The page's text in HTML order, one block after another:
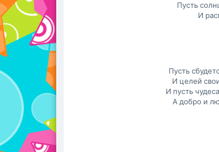
Пусть
И
Пусть
И целей
И пусть
А добро и